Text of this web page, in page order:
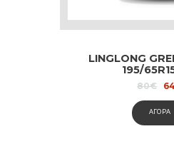
LINGLONG
195/
80€ 64
ΑΓΟΡΑ